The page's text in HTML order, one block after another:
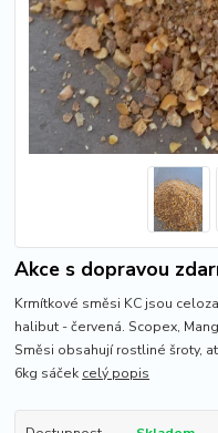
Akce s dopravou
Krmítkové směsi KC jsou
halibut - červená. Scopex,
Směsi obsahují rostliné šroty,
6kg sáček celý popis